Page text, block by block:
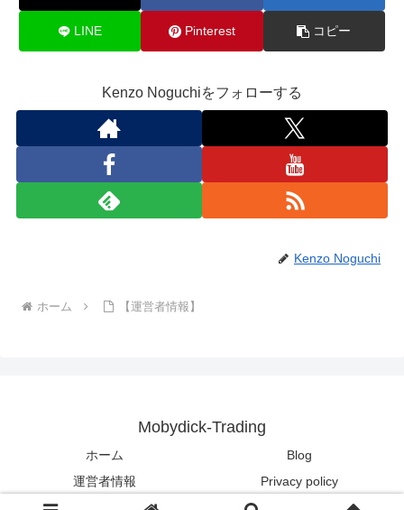
LINE Pinterest コピー
Kenzo Noguchiをフォローする
Kenzo Noguchi
ホーム 【運営者情報】
Mobydick-Trading
ホーム
Blog
運営者情報
Privacy policy